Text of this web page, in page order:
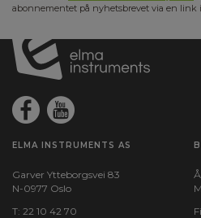
abonnementet på nyhetsbrevet via en link
ELMA INSTRUMENTS AS
Garver Ytteborgsvei 83
N-0977 Oslo
T: 22 10 42 70